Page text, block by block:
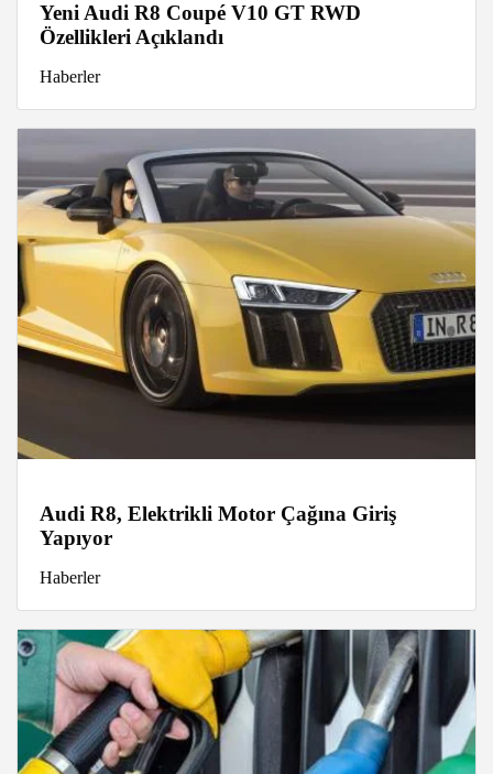
Yeni Audi R8 Coupé V10 GT RWD
Özellikleri Açıklandı
Haberler
Audi R8, Elektrikli Motor Çağına Giriş
Yapıyor
Haberler